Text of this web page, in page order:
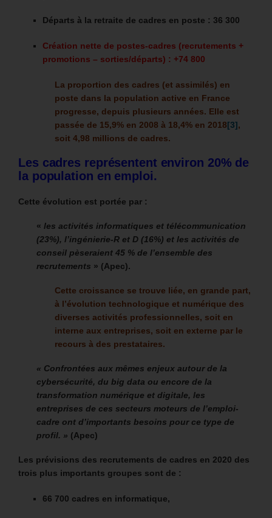
Départs à la retraite de cadres en poste : 36 300
Création nette de postes-cadres (recrutements +
promotions – sorties/départs) : +74 800
La proportion des cadres (et assimilés) en
poste dans la population active en France
progresse, depuis plusieurs années. Elle est
passée de 15,9% en 2008 à 18,4% en 2018[3],
soit 4,98 millions de cadres.
Les cadres représentent environ 20% de
la population en emploi.
Cette évolution est portée par :
« les activités informatiques et télécommunication
(23%), l’ingénierie-R et D (16%) et les activités de
conseil pèseraient 45 % de l’ensemble des
recrutements » (Apec).
Cette croissance se trouve liée, en grande part,
à l’évolution technologique et numérique des
diverses activités professionnelles, soit en
interne aux entreprises, soit en externe par le
recours à des prestataires.
« Confrontées aux mêmes enjeux autour de la
cybersécurité, du big data ou encore de la
transformation numérique et digitale, les
entreprises de ces secteurs moteurs de l’emploi-
cadre ont d’importants besoins pour ce type de
profil. » (Apec)
Les prévisions des recrutements de cadres en 2020 des
trois plus importants groupes sont de :
66 700 cadres en informatique,